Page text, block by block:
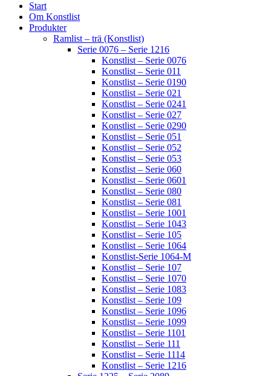
Start
Om Konstlist
Produkter
Ramlist – trä (Konstlist)
Serie 0076 – Serie 1216
Konstlist – Serie 0076
Konstlist – Serie 011
Konstlist – Serie 0190
Konstlist – Serie 021
Konstlist – Serie 0241
Konstlist – Serie 027
Konstlist – Serie 0290
Konstlist – Serie 051
Konstlist – Serie 052
Konstlist – Serie 053
Konstlist – Serie 060
Konstlist – Serie 0601
Konstlist – Serie 080
Konstlist – Serie 081
Konstlist – Serie 1001
Konstlist – Serie 1043
Konstlist – Serie 105
Konstlist – Serie 1064
Konstlist-Serie 1064-M
Konstlist – Serie 107
Konstlist – Serie 1070
Konstlist – Serie 1083
Konstlist – Serie 109
Konstlist – Serie 1096
Konstlist – Serie 1099
Konstlist – Serie 1101
Konstlist – Serie 111
Konstlist – Serie 1114
Konstlist – Serie 1216